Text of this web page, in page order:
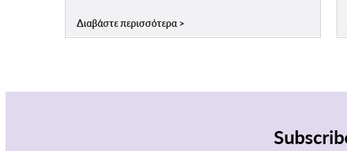
Διαβάστε περισσότερα